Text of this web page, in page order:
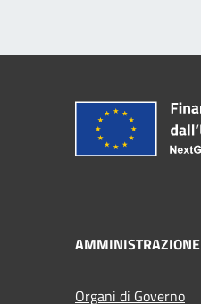
AMMINISTRAZIONE
Organi di Governo